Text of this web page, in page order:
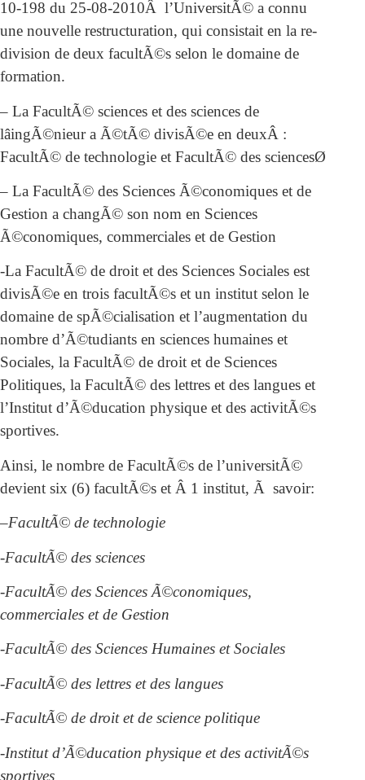
10-198 du 25-08-2010Â l’UniversitÃ© a connu
une nouvelle restructuration, qui consistait en la re-
division de deux facultÃ©s selon le domaine de
formation.
– La FacultÃ© sciences et des sciences de
lâingÃ©nieur a Ã©tÃ© divisÃ©e en deuxÂ :
FacultÃ© de technologie et FacultÃ© des sciencesØ
– La FacultÃ© des Sciences Ã©conomiques et de
Gestion a changÃ© son nom en Sciences
Ã©conomiques, commerciales et de Gestion
-La FacultÃ© de droit et des Sciences Sociales est
divisÃ©e en trois facultÃ©s et un institut selon le
domaine de spÃ©cialisation et l’augmentation du
nombre d’Ã©tudiants en sciences humaines et
Sociales, la FacultÃ© de droit et de Sciences
Politiques, la FacultÃ© des lettres et des langues et
l’Institut d’Ã©ducation physique et des activitÃ©s
sportives.
Ainsi, le nombre de FacultÃ©s de l’universitÃ©
devient six (6) facultÃ©s et Â 1 institut, Ã savoir:
–FacultÃ© de technologie
-FacultÃ© des sciences
-FacultÃ© des Sciences Ã©conomiques,
commerciales et de Gestion
-FacultÃ© des Sciences Humaines et Sociales
-FacultÃ© des lettres et des langues
-FacultÃ© de droit et de science politique
-Institut d’Ã©ducation physique et des activitÃ©s
sportives